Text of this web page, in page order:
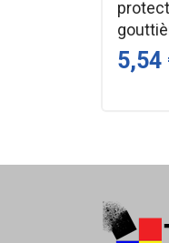
On la
5,54